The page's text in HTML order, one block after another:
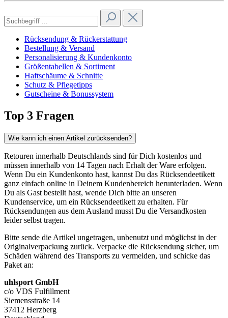
Rücksendung & Rückerstattung
Bestellung & Versand
Personalisierung & Kundenkonto
Größentabellen & Sortiment
Haftschäume & Schnitte
Schutz & Pflegetipps
Gutscheine & Bonussystem
Top 3 Fragen
Wie kann ich einen Artikel zurücksenden?
Retouren innerhalb Deutschlands sind für Dich kostenlos und
müssen innerhalb von 14 Tagen nach Erhalt der Ware erfolgen.
Wenn Du ein Kundenkonto hast, kannst Du das Rücksendeetikett
ganz einfach online in Deinem Kundenbereich herunterladen. Wenn
Du als Gast bestellt hast, wende Dich bitte an unseren
Kundenservice, um ein Rücksendeetikett zu erhalten. Für
Rücksendungen aus dem Ausland musst Du die Versandkosten
leider selbst tragen.
Bitte sende die Artikel ungetragen, unbenutzt und möglichst in der
Originalverpackung zurück. Verpacke die Rücksendung sicher, um
Schäden während des Transports zu vermeiden, und schicke das
Paket an:
uhlsport GmbH
c/o VDS Fulfillment
Siemensstraße 14
37412 Herzberg